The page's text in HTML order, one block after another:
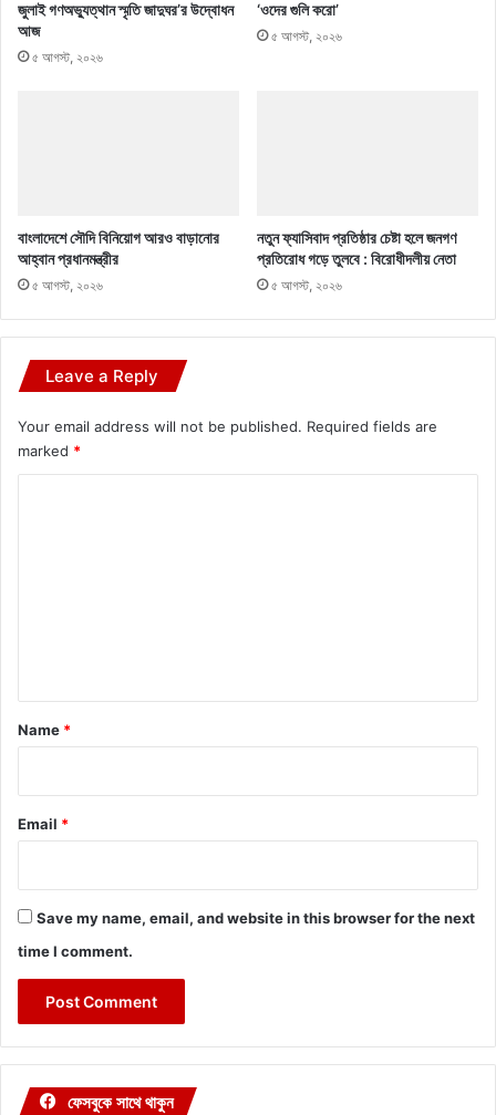
জুলাই গণঅভ্যুত্থান স্মৃতি জাদুঘর’র উদ্বোধন
আজ
৫ আগস্ট, ২০২৬
‘ওদের গুলি করো’
৫ আগস্ট, ২০২৬
বাংলাদেশে সৌদি বিনিয়োগ আরও বাড়ানোর
আহ্বান প্রধানমন্ত্রীর
৫ আগস্ট, ২০২৬
নতুন ফ্যাসিবাদ প্রতিষ্ঠার চেষ্টা হলে জনগণ
প্রতিরোধ গড়ে তুলবে : বিরোধীদলীয় নেতা
৫ আগস্ট, ২০২৬
Leave a Reply
Your email address will not be published. Required fields are
marked *
*
Name *
Email *
Save my name, email, and website in this browser for the next
time I comment.
ফেসবুকে সাথে থাকুন